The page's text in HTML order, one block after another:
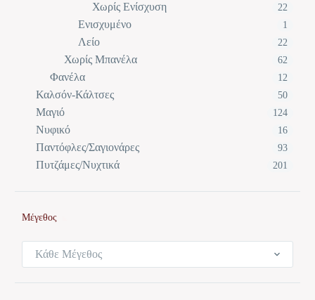
Χωρίς Ενίσχυση 22
Ενισχυμένο 1
Λείο 22
Χωρίς Μπανέλα 62
Φανέλα 12
Καλσόν-Κάλτσες 50
Μαγιό 124
Νυφικό 16
Παντόφλες/Σαγιονάρες 93
Πυτζάμες/Νυχτικά 201
Μέγεθος
Κάθε Μέγεθος